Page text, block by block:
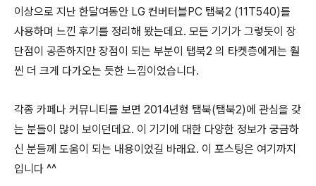
이상으로 지난 한달여동안 LG 컨버터블PC 탭북2 (11T540)를
사용하며 느낀 후기를 정리해 봤는데요. 모든 기기가 그렇듯이 장
단점이 공존하지만 장점이 되는 부분이 탭북2 의 타켓층에게는 훨
씬 더 크게 다가오는 듯한 느낌이었습니다.
각종 카페나 커뮤니티를 보면 2014년형 탭북(탭북2)에 관심을 갖
는 분들이 많이 보이던데요. 이 기기에 대한 다양한 정보가 궁금하
신 분들께 도움이 되는 내용이었길 바래요. 이 포스팅은 여기까지
입니다 ^^